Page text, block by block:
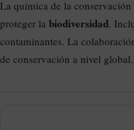
La química de la
proteger la biodiversidad.
contaminantes. La
de conservación a nivel global.